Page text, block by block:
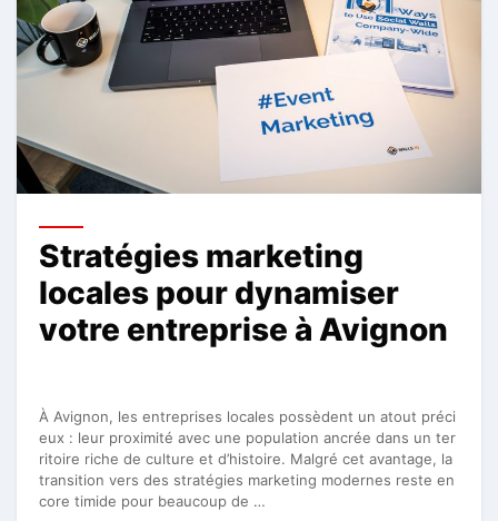
Stratégies marketing
locales pour dynamiser
votre entreprise à Avignon
À Avignon, les entreprises locales possèdent un atout préci
eux : leur proximité avec une population ancrée dans un ter
ritoire riche de culture et d’histoire. Malgré cet avantage, la
transition vers des stratégies marketing modernes reste en
core timide pour beaucoup de …